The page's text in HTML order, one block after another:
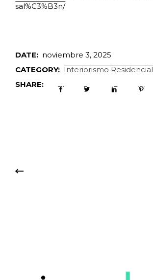
sal%C3%B3n/
DATE: noviembre 3, 2025
CATEGORY: Interiorismo Residencial
SHARE: